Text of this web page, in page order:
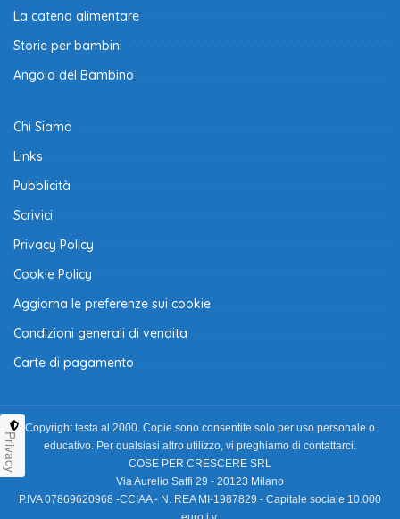
La catena alimentare
Storie per bambini
Angolo del Bambino
Chi Siamo
Links
Pubblicità
Scrivici
Privacy Policy
Cookie Policy
Aggiorna le preferenze sui cookie
Condizioni generali di vendita
Carte di pagamento
Copyright testa al 2000. Copie sono consentite solo per uso personale o
educativo. Per qualsiasi altro utilizzo, vi preghiamo di contattarci.
COSE PER CRESCERE SRL
Via Aurelio Saffi 29 - 20123 Milano
P.IVA 07869620968 -CCIAA - N. REA MI-1987829 - Capitale sociale 10.000
Privacy